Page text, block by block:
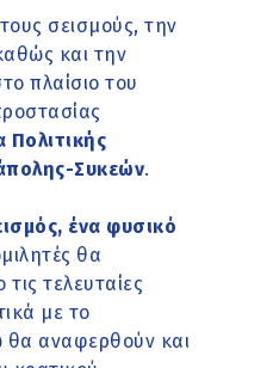
σεισμούς, την
και την
πλαίσιο του
Πολιτικής
Συκεών.
ένα φυσικό
θα
τελευταίες
με το
θα αναφερθούν και